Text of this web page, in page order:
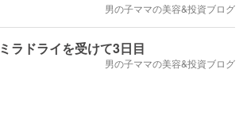
男の子ママの美容&投資ブログ
ミラドライを受けて3日目
男の子ママの美容&投資ブログ